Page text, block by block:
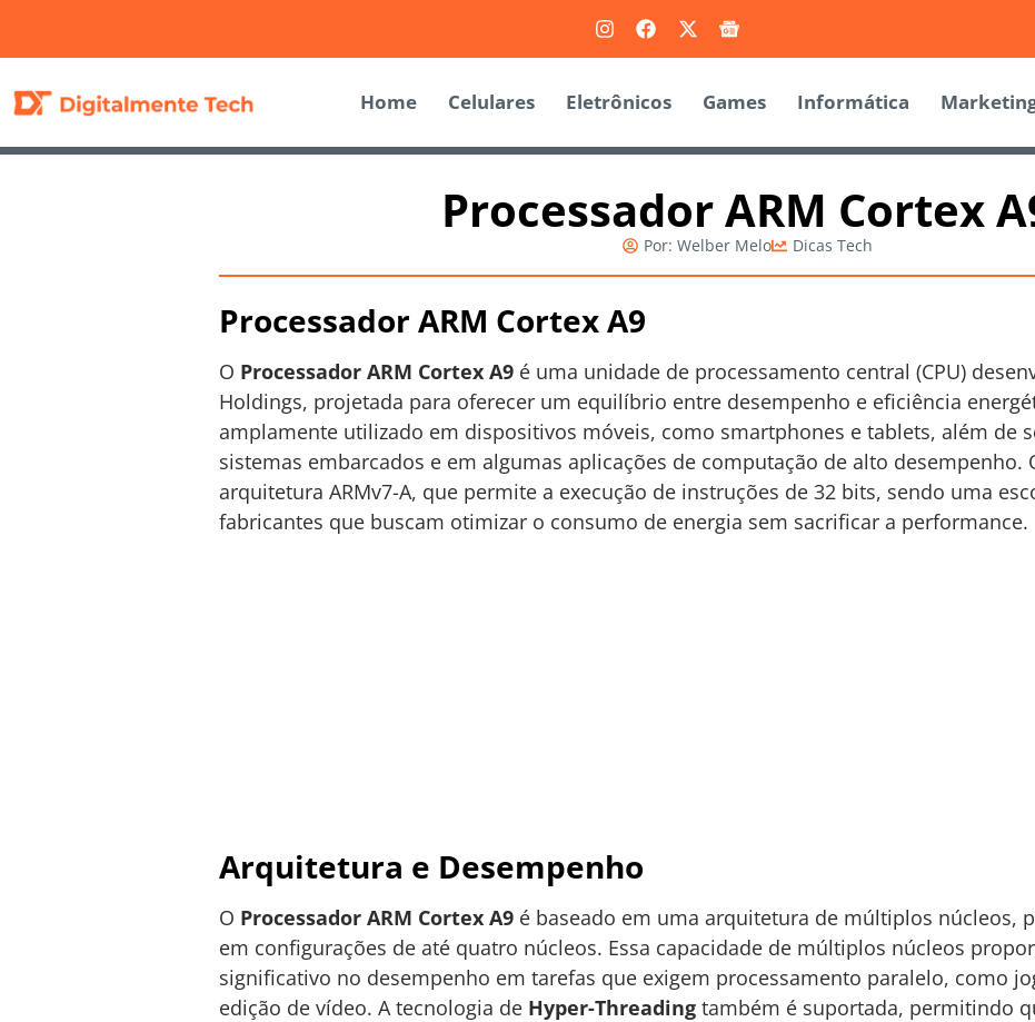
Home Celulares Eletrônicos Games Informática
Processador ARM Cortex
Por: Welber Melo Dicas Tech
Processador ARM Cortex A9
O Processador ARM Cortex A9 é uma unidade de processamento central (CPU)
Holdings, projetada para oferecer um equilíbrio entre desempenho e eficiência
amplamente utilizado em dispositivos móveis, como smartphones e tablets, além de
sistemas embarcados e em algumas aplicações de computação de alto desempenho.
arquitetura ARMv7-A, que permite a execução de instruções de 32 bits, sendo uma
fabricantes que buscam otimizar o consumo de energia sem sacrificar a performance.
Arquitetura e Desempenho
O Processador ARM Cortex A9 é baseado em uma arquitetura de múltiplos núcleos,
em configurações de até quatro núcleos. Essa capacidade de múltiplos núcleos
significativo no desempenho em tarefas que exigem processamento paralelo, como
edição de vídeo. A tecnologia de Hyper-Threading também é suportada, permitindo